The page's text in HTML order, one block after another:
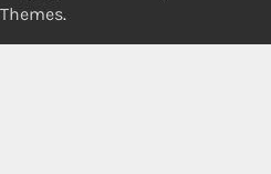
Themes.